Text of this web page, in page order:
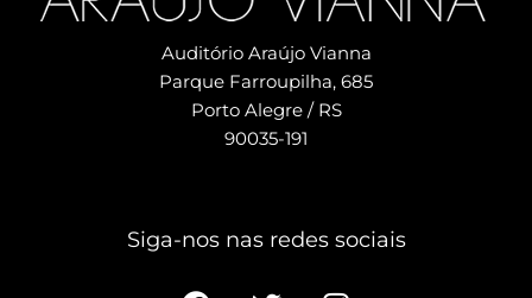
Auditório Araújo Vianna
Parque Farroupilha, 685
Porto Alegre / RS
90035-191
Siga-nos nas redes sociais​